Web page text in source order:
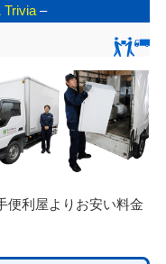
Trivia–
便利屋よりお安い料金